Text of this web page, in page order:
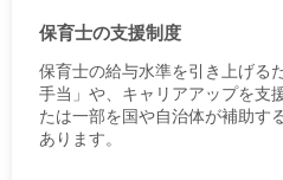
保育士の支援制度
保育士の給与水準を引き上げる
手当」や、キャリアアップを支
たは一部を国や自治体が補助す
あります。